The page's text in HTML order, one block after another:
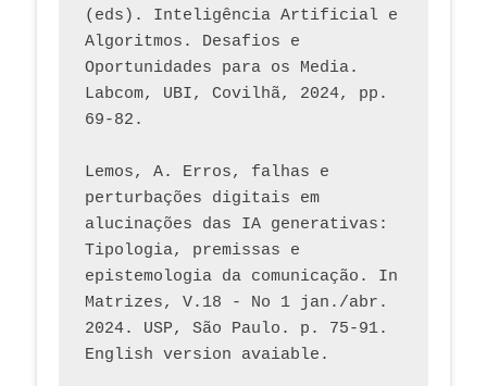
(eds). Inteligência Artificial e
Algoritmos. Desafios e
Oportunidades para os Media.
Labcom, UBI, Covilhã, 2024, pp.
69-82.
Lemos, A. Erros, falhas e
perturbações digitais em
alucinações das IA generativas:
Tipologia, premissas e
epistemologia da comunicação. In
Matrizes, V.18 - No 1 jan./abr.
2024. USP, São Paulo. p. 75-91.
English version avaiable.